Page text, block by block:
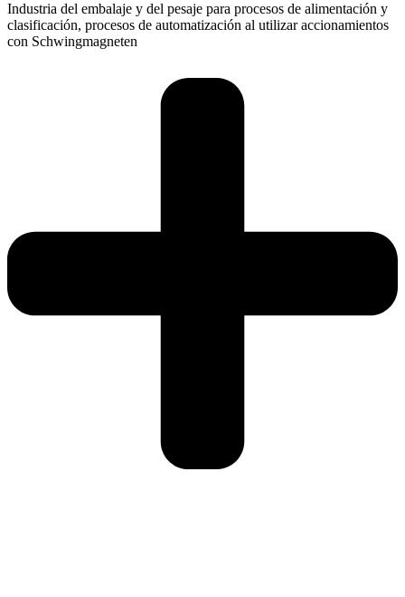
Industria del embalaje y del pesaje para procesos de alimentación y
clasificación, procesos de automatización al utilizar accionamientos
con Schwingmagneten